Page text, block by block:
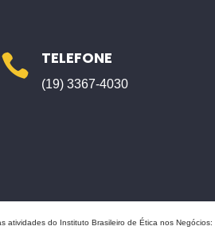
 TELEFONE
(19) 3367-4030
atividades do Instituto Brasileiro de Ética nos Negócios: